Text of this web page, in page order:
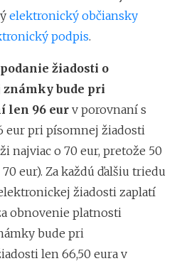
elektronický občiansky
podpis.
žiadosti o
bude pri
len 96 eur v porovnaní s
eur pri písomnej žiadosti
najviac o 70 eur, pretože 50
eur). Za každú ďalšiu triedu
žiadosti zaplatí
obnovenie platnosti
bude pri
len 66,50 eura v